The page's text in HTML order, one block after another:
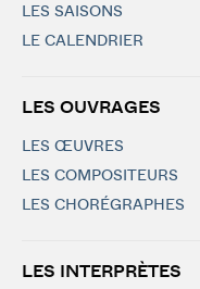
LES SAISONS
LE CALENDRIER
LES OUVRAGES
LES ŒUVRES
LES COMPOSITEURS
LES CHORÉGRAPHES
LES INTERPRÈTES